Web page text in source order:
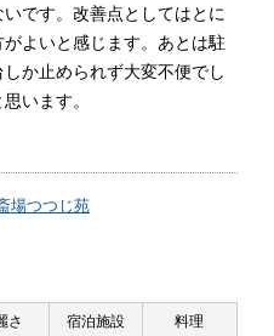
です。改善点としてはとに
よいと感じます。あとは駐
か止められず大変不便でし
います。
場つつじ苑
さ 宿泊施設 料理